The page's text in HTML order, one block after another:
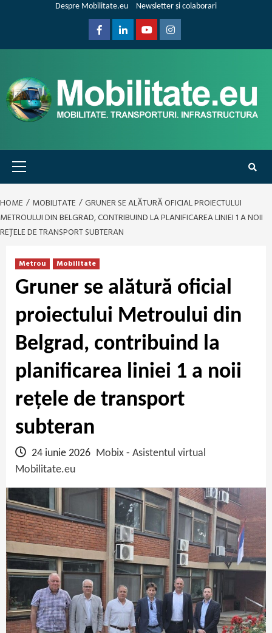
Despre Mobilitate.eu Newsletter și colaborari
FacebookLinkedinYoutubeInstagram
Primary
Menu
HOME MOBILITATE
GRUNER SE ALĂTURĂ OFICIAL PROIECTULUI
METROULUI DIN BELGRAD, CONTRIBUIND LA PLANIFICAREA LINIEI 1 A NOII
REȚELE DE TRANSPORT SUBTERAN
Metrou Mobilitate
Gruner se alătură oficial
proiectului Metroului din
Belgrad, contribuind la
planificarea liniei 1 a noii
rețele de transport
subteran
24 iunie 2026 Mobix - Asistentul virtual
Mobilitate.eu